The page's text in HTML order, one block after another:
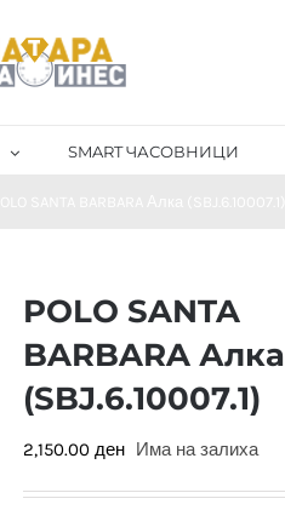
SMART ЧАСОВНИЦИ
POLO SANTA
BARBARA Алка
(SBJ.6.10007.1)
2,150.00 ден Има на залиха